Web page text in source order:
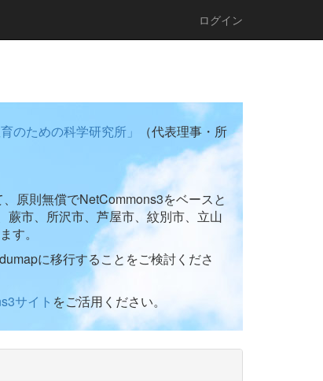
ログイン
のための科学研究所」
（代表理事・所
原則無償でNetCommons3をベースと
蕨市、所沢市、芦屋市、紋別市、立山
す。
に移行することをご検討くださ
サイト をご活用ください。